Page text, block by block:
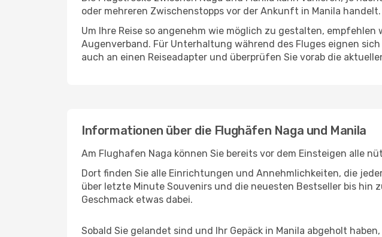
oder mehreren Zwischenstopps vor der Ankunft in Manila handelt.
Um Ihre Reise so angenehm wie möglich zu gestalten,
Augenverband. Für Unterhaltung während des Fluges eignen
auch an einen Reiseadapter und überprüfen Sie vorab die
Informationen über die Flughäfen Naga und Manila
Am Flughafen Naga können Sie bereits vor dem Einsteigen alle
Dort finden Sie alle Einrichtungen und Annehmlichkeiten, die
über letzte Minute Souvenirs und die neuesten Bestseller bis hin
Geschmack etwas dabei.
Sobald Sie gelandet sind und Ihr Gepäck in Manila abgeholt